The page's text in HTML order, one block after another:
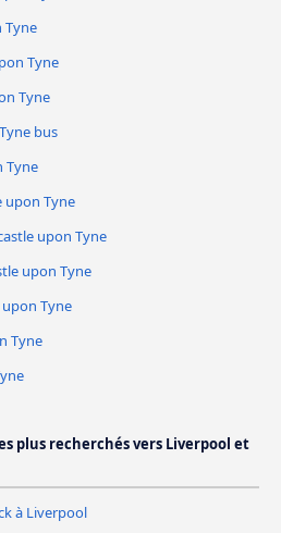
Tyne
Tyne
Tyne
bus
Tyne
upon Tyne
upon Tyne
upon Tyne
upon Tyne
Tyne
plus recherchés vers Liverpool et
à Liverpool